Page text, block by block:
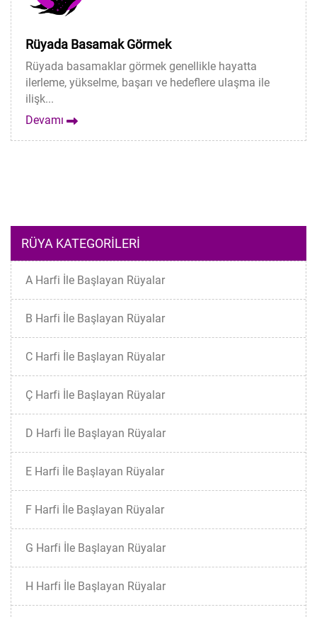
Rüyada Basamak Görmek
Rüyada basamaklar görmek genellikle hayatta
ilerleme, yükselme, başarı ve hedeflere ulaşma ile
ilişk...
Devamı
RÜYA KATEGORILERI
A Harfi İle Başlayan Rüyalar
B Harfi İle Başlayan Rüyalar
C Harfi İle Başlayan Rüyalar
Ç Harfi İle Başlayan Rüyalar
D Harfi İle Başlayan Rüyalar
E Harfi İle Başlayan Rüyalar
F Harfi İle Başlayan Rüyalar
G Harfi İle Başlayan Rüyalar
H Harfi İle Başlayan Rüyalar